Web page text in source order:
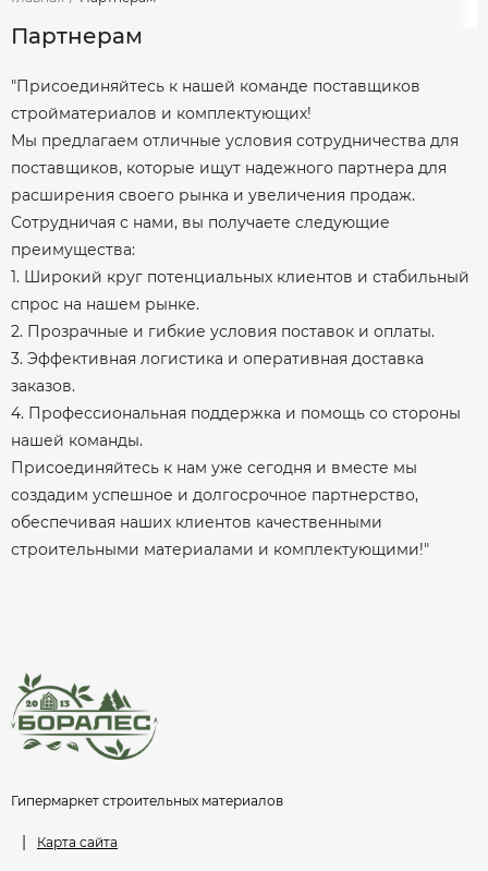
Партнерам
"Присоединяйтесь к нашей команде поставщиков
стройматериалов и комплектующих!
Мы предлагаем отличные условия сотрудничества для
поставщиков, которые ищут надежного партнера для
расширения своего рынка и увеличения продаж.
Сотрудничая с нами, вы получаете следующие
преимущества:
1. Широкий круг потенциальных клиентов и стабильный
спрос на нашем рынке.
2. Прозрачные и гибкие условия поставок и оплаты.
3. Эффективная логистика и оперативная доставка
заказов.
4. Профессиональная поддержка и помощь со стороны
нашей команды.
Присоединяйтесь к нам уже сегодня и вместе мы
создадим успешное и долгосрочное партнерство,
обеспечивая наших клиентов качественными
строительными материалами и комплектующими!"
Гипермаркет строительных материалов
| Карта сайта